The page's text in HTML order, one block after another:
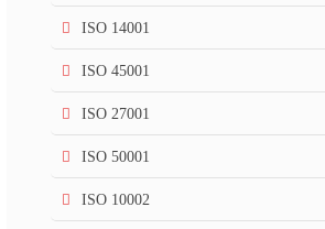
ISO 14001
ISO 45001
ISO 27001
ISO 50001
ISO 10002